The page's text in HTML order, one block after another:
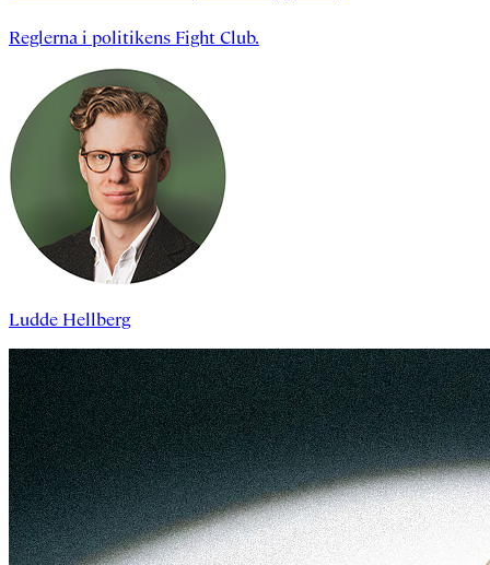
Reglerna i politikens Fight Club.
Ludde Hellberg